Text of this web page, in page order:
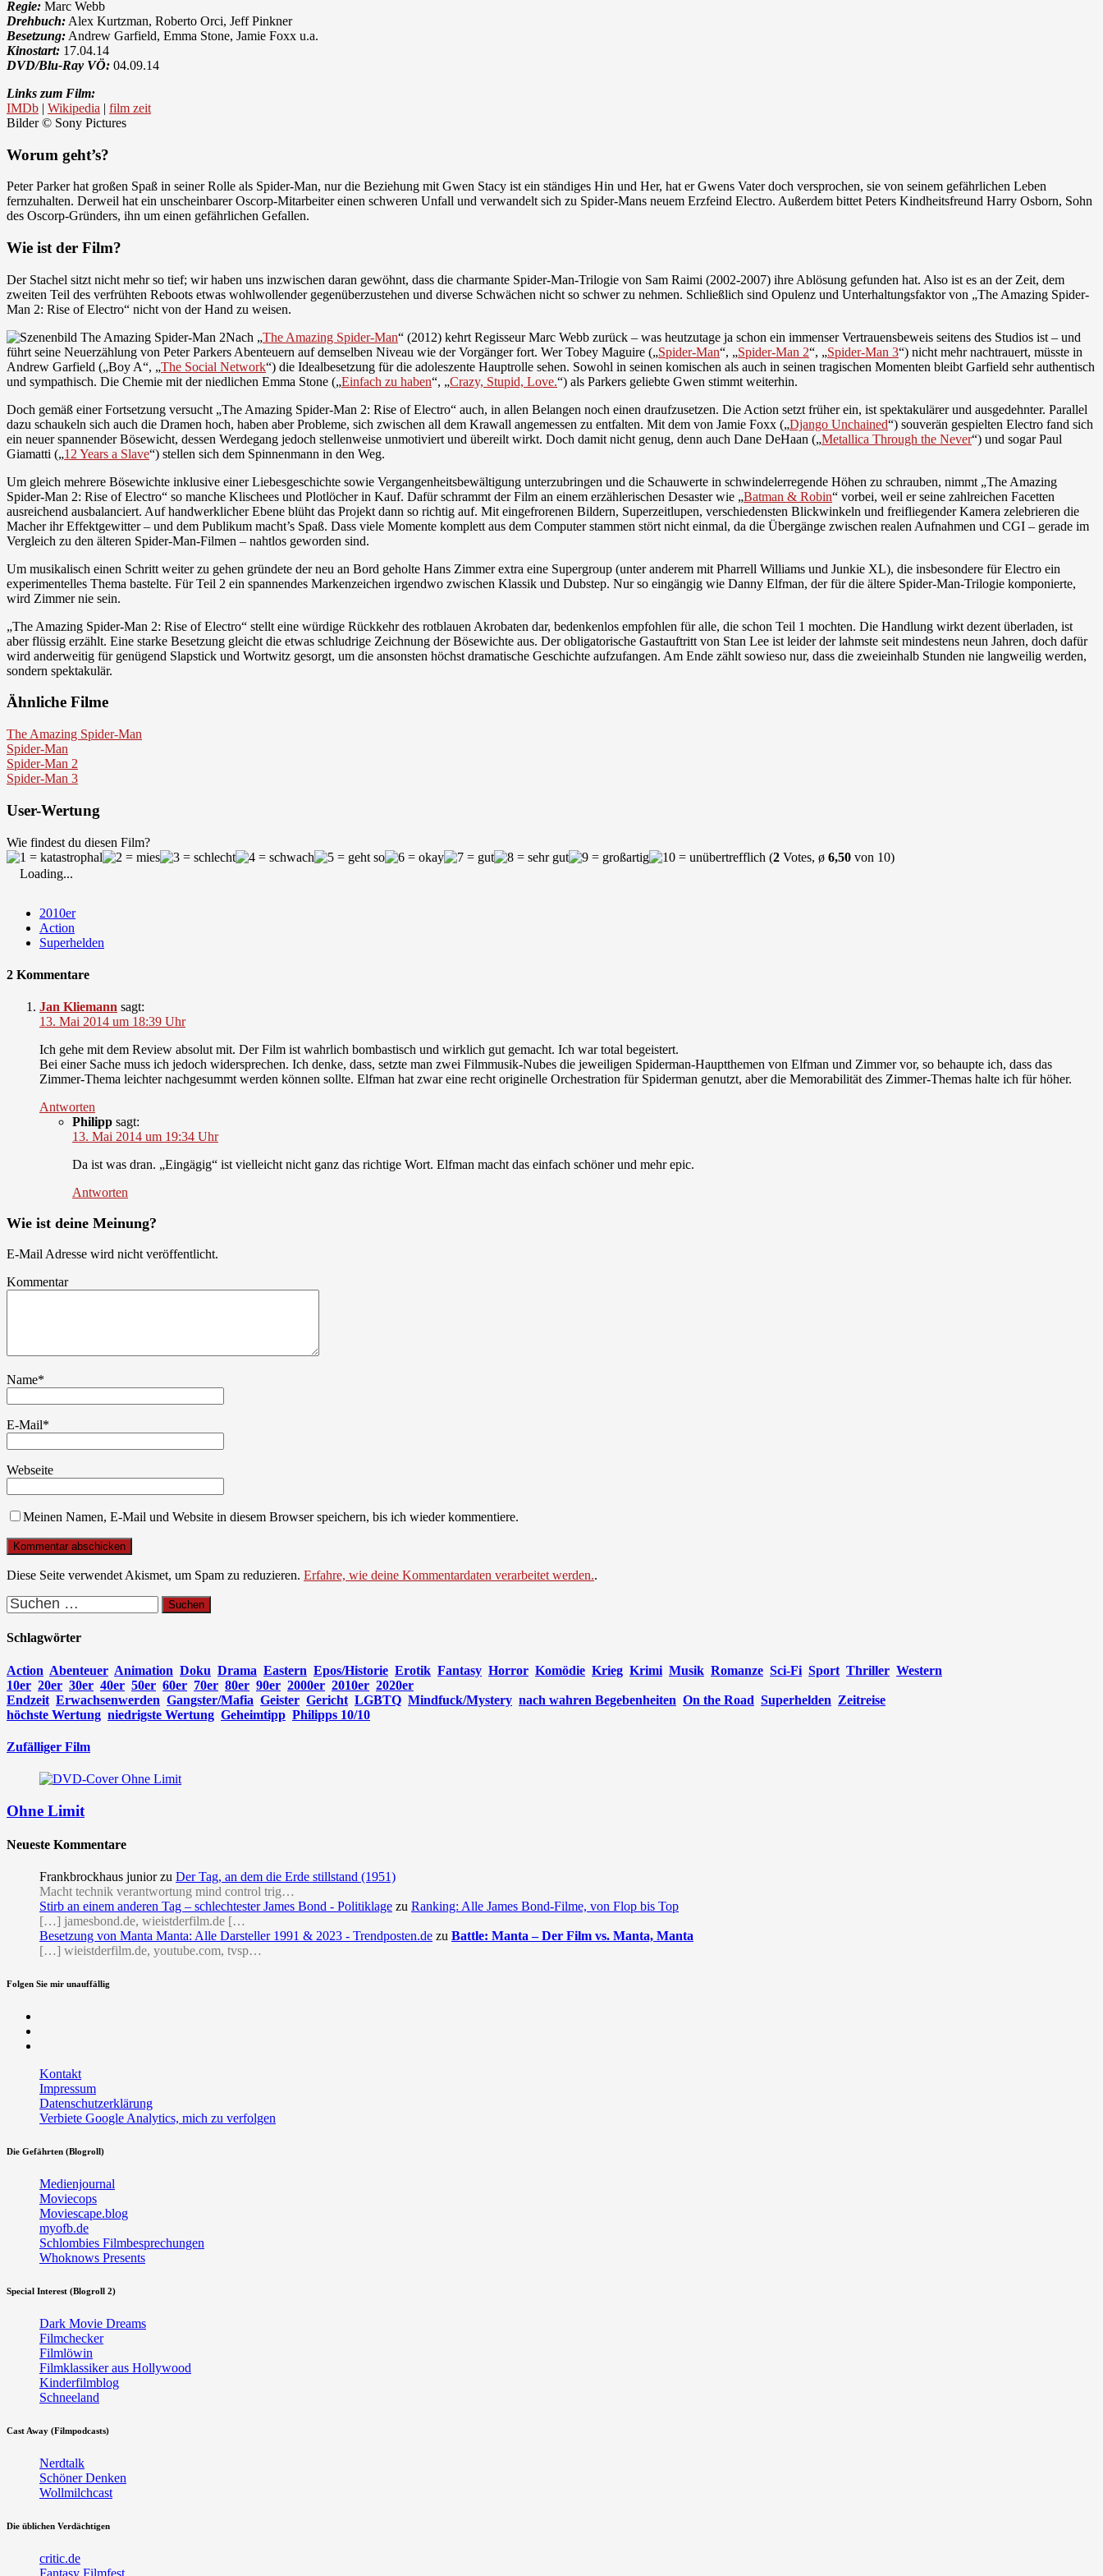
Regie: Marc Webb
Drehbuch: Alex Kurtzman, Roberto Orci, Jeff Pinkner
Besetzung: Andrew Garfield, Emma Stone, Jamie Foxx u.a.
Kinostart: 17.04.14
DVD/Blu-Ray VÖ: 04.09.14
Links zum Film:
IMDb | Wikipedia | film zeit
Bilder © Sony Pictures
Worum geht’s?
Peter Parker hat großen Spaß in seiner Rolle als Spider-Man, nur die Beziehung mit Gwen Stacy ist ein ständiges Hin und Her, hat er Gwens Vater doch versprochen, sie von seinem gefährlichen Leben
fernzuhalten. Derweil hat ein unscheinbarer Oscorp-Mitarbeiter einen schweren Unfall und verwandelt sich zu Spider-Mans neuem Erzfeind Electro. Außerdem bittet Peters Kindheitsfreund Harry Osborn, Sohn
des Oscorp-Gründers, ihn um einen gefährlichen Gefallen.
Wie ist der Film?
Der Stachel sitzt nicht mehr so tief; wir haben uns inzwischen daran gewöhnt, dass die charmante Spider-Man-Trilogie von Sam Raimi (2002-2007) ihre Ablösung gefunden hat. Also ist es an der Zeit, dem
zweiten Teil des verfrühten Reboots etwas wohlwollender gegenüberzustehen und diverse Schwächen nicht so schwer zu nehmen. Schließlich sind Opulenz und Unterhaltungsfaktor von „The Amazing Spider-
Man 2: Rise of Electro“ nicht von der Hand zu weisen.
Nach „The Amazing Spider-Man“ (2012) kehrt Regisseur Marc Webb zurück – was heutzutage ja schon ein immenser Vertrauensbeweis seitens des Studios ist – und
führt seine Neuerzählung von Peter Parkers Abenteuern auf demselben Niveau wie der Vorgänger fort. Wer Tobey Maguire („Spider-Man“, „Spider-Man 2“, „Spider-Man 3“) nicht mehr nachtrauert, müsste in
Andrew Garfield („Boy A“, „The Social Network“) die Idealbesetzung für die adoleszente Hauptrolle sehen. Sowohl in seinen komischen als auch in seinen tragischen Momenten bleibt Garfield sehr authentisch
und sympathisch. Die Chemie mit der niedlichen Emma Stone („Einfach zu haben“, „Crazy, Stupid, Love.“) als Parkers geliebte Gwen stimmt weiterhin.
Doch gemäß einer Fortsetzung versucht „The Amazing Spider-Man 2: Rise of Electro“ auch, in allen Belangen noch einen draufzusetzen. Die Action setzt früher ein, ist spektakulärer und ausgedehnter. Parallel
dazu schaukeln sich auch die Dramen hoch, haben aber Probleme, sich zwischen all dem Krawall angemessen zu entfalten. Mit dem von Jamie Foxx („Django Unchained“) souverän gespielten Electro fand sich
ein neuer spannender Bösewicht, dessen Werdegang jedoch stellenweise unmotiviert und übereilt wirkt. Doch damit nicht genug, denn auch Dane DeHaan („Metallica Through the Never“) und sogar Paul
Giamatti („12 Years a Slave“) stellen sich dem Spinnenmann in den Weg.
Um gleich mehrere Bösewichte inklusive einer Liebesgeschichte sowie Vergangenheitsbewältigung unterzubringen und die Schauwerte in schwindelerregende Höhen zu schrauben, nimmt „The Amazing
Spider-Man 2: Rise of Electro“ so manche Klischees und Plotlöcher in Kauf. Dafür schrammt der Film an einem erzählerischen Desaster wie „Batman & Robin“ vorbei, weil er seine zahlreichen Facetten
ausreichend ausbalanciert. Auf handwerklicher Ebene blüht das Projekt dann so richtig auf. Mit eingefrorenen Bildern, Superzeitlupen, verschiedensten Blickwinkeln und freifliegender Kamera zelebrieren die
Macher ihr Effektgewitter – und dem Publikum macht’s Spaß. Dass viele Momente komplett aus dem Computer stammen stört nicht einmal, da die Übergänge zwischen realen Aufnahmen und CGI – gerade im
Vergleich zu den älteren Spider-Man-Filmen – nahtlos geworden sind.
Um musikalisch einen Schritt weiter zu gehen gründete der neu an Bord geholte Hans Zimmer extra eine Supergroup (unter anderem mit Pharrell Williams und Junkie XL), die insbesondere für Electro ein
experimentelles Thema bastelte. Für Teil 2 ein spannendes Markenzeichen irgendwo zwischen Klassik und Dubstep. Nur so eingängig wie Danny Elfman, der für die ältere Spider-Man-Trilogie komponierte,
wird Zimmer nie sein.
„The Amazing Spider-Man 2: Rise of Electro“ stellt eine würdige Rückkehr des rotblauen Akrobaten dar, bedenkenlos empfohlen für alle, die schon Teil 1 mochten. Die Handlung wirkt dezent überladen, ist
aber flüssig erzählt. Eine starke Besetzung gleicht die etwas schludrige Zeichnung der Bösewichte aus. Der obligatorische Gastauftritt von Stan Lee ist leider der lahmste seit mindestens neun Jahren, doch dafür
wird anderweitig für genügend Slapstick und Wortwitz gesorgt, um die ansonsten höchst dramatische Geschichte aufzufangen. Am Ende zählt sowieso nur, dass die zweieinhalb Stunden nie langweilig werden,
sondern spektakulär.
Ähnliche Filme
The Amazing Spider-Man
Spider-Man
Spider-Man 2
Spider-Man 3
User-Wertung
Wie findest du diesen Film?
(2 Votes, ø 6,50 von 10)
Loading...
2010er
Action
Superhelden
2 Kommentare
Jan Kliemann sagt:
13. Mai 2014 um 18:39 Uhr
Ich gehe mit dem Review absolut mit. Der Film ist wahrlich bombastisch und wirklich gut gemacht. Ich war total begeistert.
Bei einer Sache muss ich jedoch widersprechen. Ich denke, dass, setzte man zwei Filmmusik-Nubes die jeweiligen Spiderman-Hauptthemen von Elfman und Zimmer vor, so behaupte ich, dass das
Zimmer-Thema leichter nachgesummt werden können sollte. Elfman hat zwar eine recht originelle Orchestration für Spiderman genutzt, aber die Memorabilität des Zimmer-Themas halte ich für höher.
Antworten
Philipp sagt:
13. Mai 2014 um 19:34 Uhr
Da ist was dran. „Eingägig“ ist vielleicht nicht ganz das richtige Wort. Elfman macht das einfach schöner und mehr epic.
Antworten
Wie ist deine Meinung?
E-Mail Adresse wird nicht veröffentlicht.
Kommentar
Name*
E-Mail*
Webseite
Meinen Namen, E-Mail und Website in diesem Browser speichern, bis ich wieder kommentiere.
Diese Seite verwendet Akismet, um Spam zu reduzieren. Erfahre, wie deine Kommentardaten verarbeitet werden..
Suchen
nach:
Schlagwörter
Action Abenteuer Animation Doku Drama Eastern Epos/Historie Erotik Fantasy Horror Komödie Krieg Krimi Musik Romanze Sci-Fi Sport Thriller Western
10er 20er 30er 40er 50er 60er 70er 80er 90er 2000er 2010er 2020er
Endzeit Erwachsenwerden Gangster/Mafia Geister Gericht LGBTQ Mindfuck/Mystery nach wahren Begebenheiten On the Road Superhelden Zeitreise
höchste Wertung niedrigste Wertung Geheimtipp Philipps 10/10
Zufälliger Film
Ohne Limit
Neueste Kommentare
Frankbrockhaus junior zu Der Tag, an dem die Erde stillstand (1951)
Macht technik verantwortung mind control trig…
Stirb an einem anderen Tag – schlechtester James Bond - Politiklage zu Ranking: Alle James Bond-Filme, von Flop bis Top
[…] jamesbond.de, wieistderfilm.de […
Besetzung von Manta Manta: Alle Darsteller 1991 & 2023 - Trendposten.de zu Battle: Manta – Der Film vs. Manta, Manta
[…] wieistderfilm.de, youtube.com, tvsp…
Folgen Sie mir unauffällig
Kontakt
Impressum
Datenschutzerklärung
Verbiete Google Analytics, mich zu verfolgen
Die Gefährten (Blogroll)
Medienjournal
Moviecops
Moviescape.blog
myofb.de
Schlombies Filmbesprechungen
Whoknows Presents
Special Interest (Blogroll 2)
Dark Movie Dreams
Filmchecker
Filmlöwin
Filmklassiker aus Hollywood
Kinderfilmblog
Schneeland
Cast Away (Filmpodcasts)
Nerdtalk
Schöner Denken
Wollmilchcast
Die üblichen Verdächtigen
critic.de
Fantasy Filmfest